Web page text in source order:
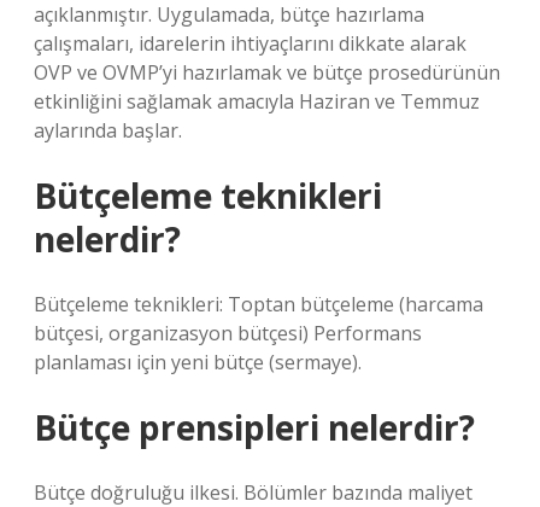
açıklanmıştır. Uygulamada, bütçe hazırlama
çalışmaları, idarelerin ihtiyaçlarını dikkate alarak
OVP ve OVMP’yi hazırlamak ve bütçe prosedürünün
etkinliğini sağlamak amacıyla Haziran ve Temmuz
aylarında başlar.
Bütçeleme teknikleri
nelerdir?
Bütçeleme teknikleri: Toptan bütçeleme (harcama
bütçesi, organizasyon bütçesi) Performans
planlaması için yeni bütçe (sermaye).
Bütçe prensipleri nelerdir?
Bütçe doğruluğu ilkesi. Bölümler bazında maliyet